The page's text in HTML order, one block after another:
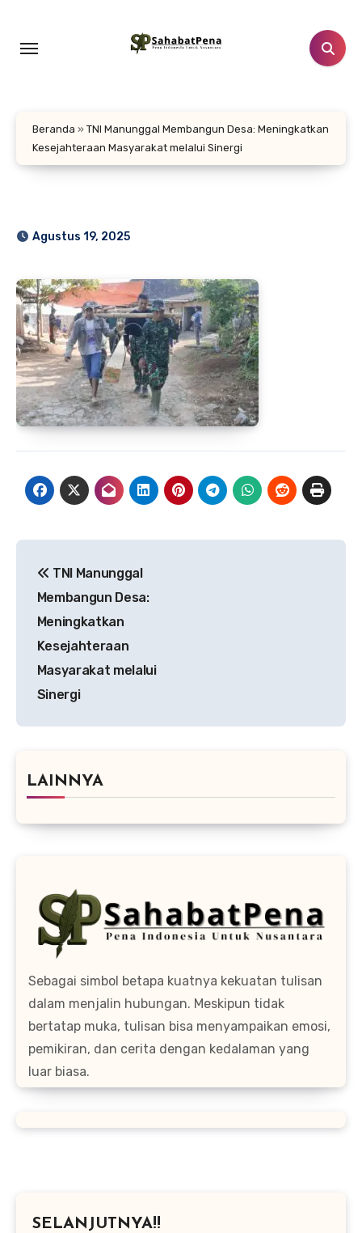
konten
Beranda » TNI Manunggal Membangun Desa: Meningkatkan
Kesejahteraan Masyarakat melalui Sinergi
Agustus 19, 2025
pos
TNI Manunggal
Membangun Desa:
Meningkatkan
Kesejahteraan
Masyarakat melalui
Sinergi
LAINNYA
Sebagai simbol betapa kuatnya kekuatan tulisan
dalam menjalin hubungan. Meskipun tidak
bertatap muka, tulisan bisa menyampaikan emosi,
pemikiran, dan cerita dengan kedalaman yang
luar biasa.
SELANJUTNYA!!